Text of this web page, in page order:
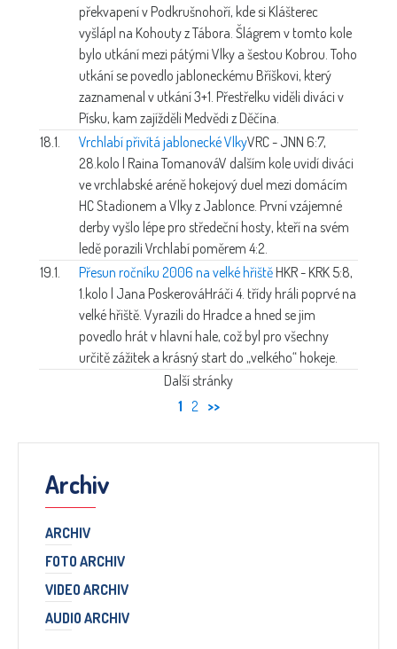
překvapení v Podkrušnohoří, kde si Klášterec
vyšlápl na Kohouty z Tábora. Šlágrem v tomto kole
bylo utkání mezi pátými Vlky a šestou Kobrou. Toho
utkání se povedlo jabloneckému Bříškovi, který
zaznamenal v utkání 3+1. Přestřelku viděli diváci v
Písku, kam zajížděli Medvědi z Děčína.
18.1.
Vrchlabí přivítá jablonecké VlkyVRC - JNN 6:7,
28.kolo | Raina TomanováV dalším kole uvidí diváci
ve vrchlabské aréně hokejový duel mezi domácím
HC Stadionem a Vlky z Jablonce. První vzájemné
derby vyšlo lépe pro středeční hosty, kteří na svém
ledě porazili Vrchlabí poměrem 4:2.
19.1.
Přesun ročníku 2006 na velké hřiště HKR - KRK 5:8,
1.kolo | Jana PoskerováHráči 4. třídy hráli poprvé na
velké hřiště. Vyrazili do Hradce a hned se jim
povedlo hrát v hlavní hale, což byl pro všechny
určitě zážitek a krásný start do „velkého“ hokeje.
Další stránky
1 2 >>
Archiv
ARCHIV
FOTO ARCHIV
VIDEO ARCHIV
AUDIO ARCHIV